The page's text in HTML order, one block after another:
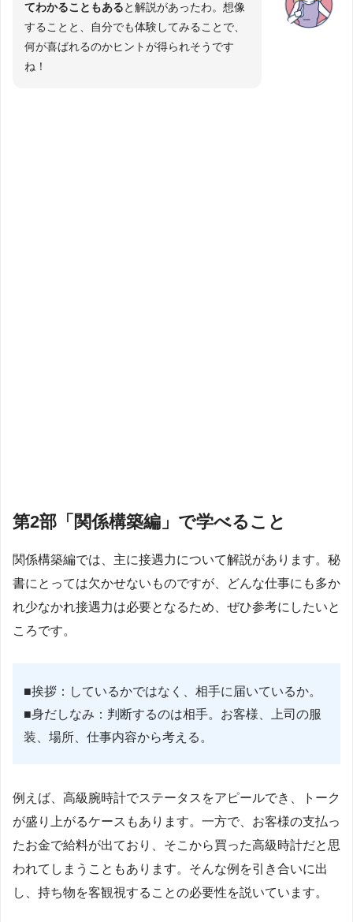
てわかることもあると解説があったわ。想像
することと、自分でも体験してみることで、
何が喜ばれるのかヒントが得られそうです
ね！
第2部「関係構築編」で学べること
関係構築編では、主に接遇力について解説があります。秘
書にとっては欠かせないものですが、どんな仕事にも多か
れ少なかれ接遇力は必要となるため、ぜひ参考にしたいと
ころです。
■挨拶：しているかではなく、相手に届いているか。
■身だしなみ：判断するのは相手。お客様、上司の服
装、場所、仕事内容から考える。
例えば、高級腕時計でステータスをアピールでき、トーク
が盛り上がるケースもあります。一方で、お客様の支払っ
たお金で給料が出ており、そこから買った高級時計だと思
われてしまうこともあります。そんな例を引き合いに出
し、持ち物を客観視することの必要性を説いています。